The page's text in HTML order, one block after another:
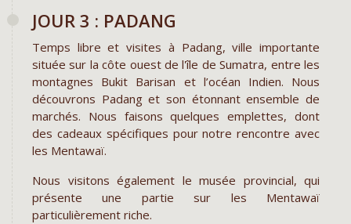
JOUR 3 : PADANG
Temps libre et visites à Padang, ville importante
située sur la côte ouest de l'île de Sumatra, entre les
montagnes Bukit Barisan et l’océan Indien. Nous
découvrons Padang et son étonnant ensemble de
marchés. Nous faisons quelques emplettes, dont
des cadeaux spécifiques pour notre rencontre avec
les Mentawaï.
Nous visitons également le musée provincial, qui
présente une partie sur les Mentawaï
particulièrement riche.